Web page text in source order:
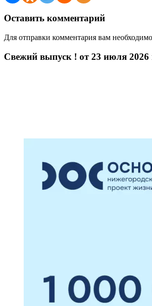
Оставить комментарий
Для отправки комментария вам необходимо
Свежий выпуск ! от 23 июля 2026